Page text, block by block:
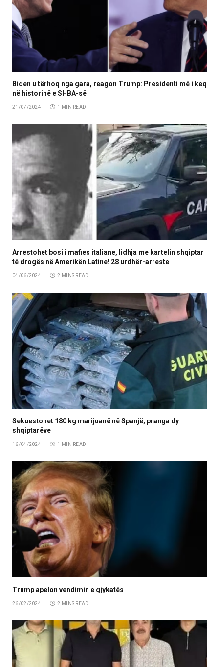
Biden u tërhoq nga gara, reagon Trump: Presidenti më i keq
në historinë e SHBA-së
21/07/2024 1 MIN READ
Arrestohet bosi i mafies italiane, lidhja me kartelin shqiptar
të drogës në Amerikën Latine! 28 urdhër-arreste
04/06/2024 2 MINS READ
Sekuestohet 180 kg marijuanë në Spanjë, pranga dy
shqiptarëve
16/04/2024 1 MIN READ
Trump apelon vendimin e gjykatës
26/02/2024 2 MINS READ